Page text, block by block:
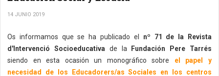
14 JUNIO 2019
Os informamos que se ha publicado el nº 71 de la Revista
d'Intervenció Socioeducativa de la
Fundación Pere Tarrés
siendo en esta ocasión un monográfico sobre el papel y
necesidad de los Educadorers/as Sociales en los centros